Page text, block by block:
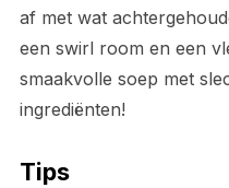
af met wat
een swirl room en een
smaakvolle soep met
ingrediënten!
Tips